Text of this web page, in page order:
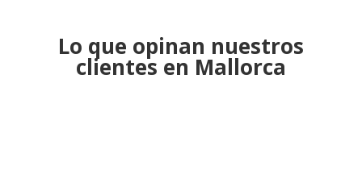
Lo que opinan nuestros
clientes en Mallorca